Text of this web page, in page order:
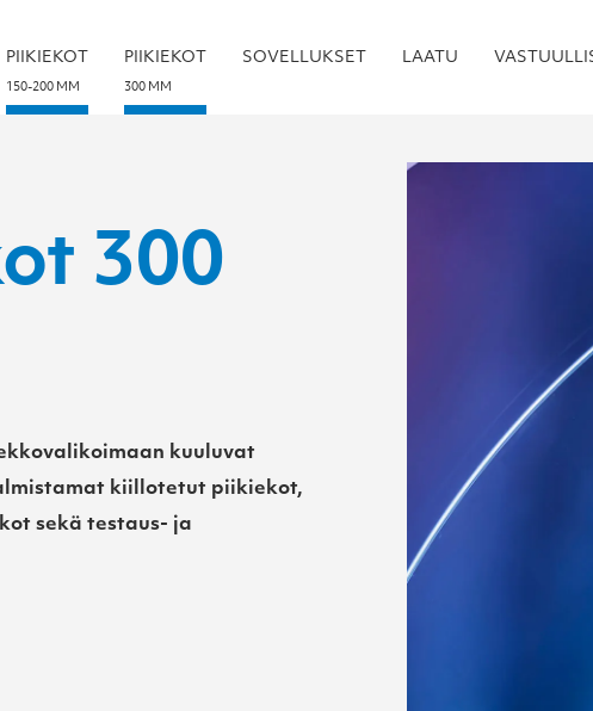
PIIKIEKOT
150-200 MM
PIIKIEKOT
300 MM
SOVELLUKSET LAATU
300
kuuluvat
kiillotetut piikiekot,
sekä testaus- ja